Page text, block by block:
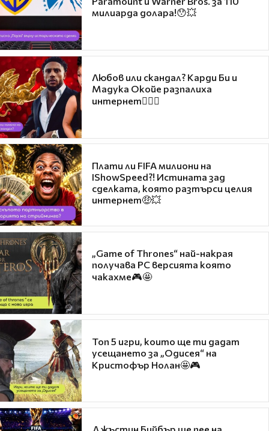
милиарда долара!😯💥
Любов или скандал? Карди Би и
Мадука Окойе разпалиха
интернет❤️‍🔥🔥
Плати ли FIFA милиони на
IShowSpeed?! Истината зад
сделката, която разтърси целия
интернет🤑💥
„Game of Thrones“ най-накрая
получава PC версията която
чакахме🎮🤩
Топ 5 игри, които ще ти дадат
усещането за „Одисея“ на
Кристофър Нолан🤩🎮